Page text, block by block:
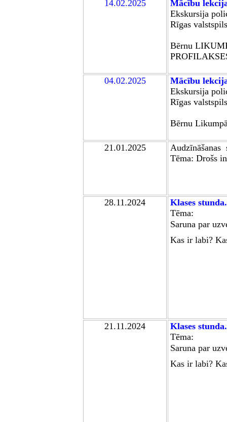
14.02.2025
Mācību
Ekskursija
Rīgas
Bērnu
04.02.2025
Mācību
Ekskursija
Rīgas
Bērnu L
21.01.2025
Audzīnāšanas
Tēma: Drošs
28.11.2024
Klases stunda.
Tēma:
Saruna par
Kas ir labi?
21.11.2024
Klases stunda.
Tēma:
Saruna par
Kas ir labi?